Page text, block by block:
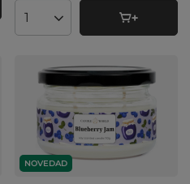
Cantidad de productos
NOVEDAD